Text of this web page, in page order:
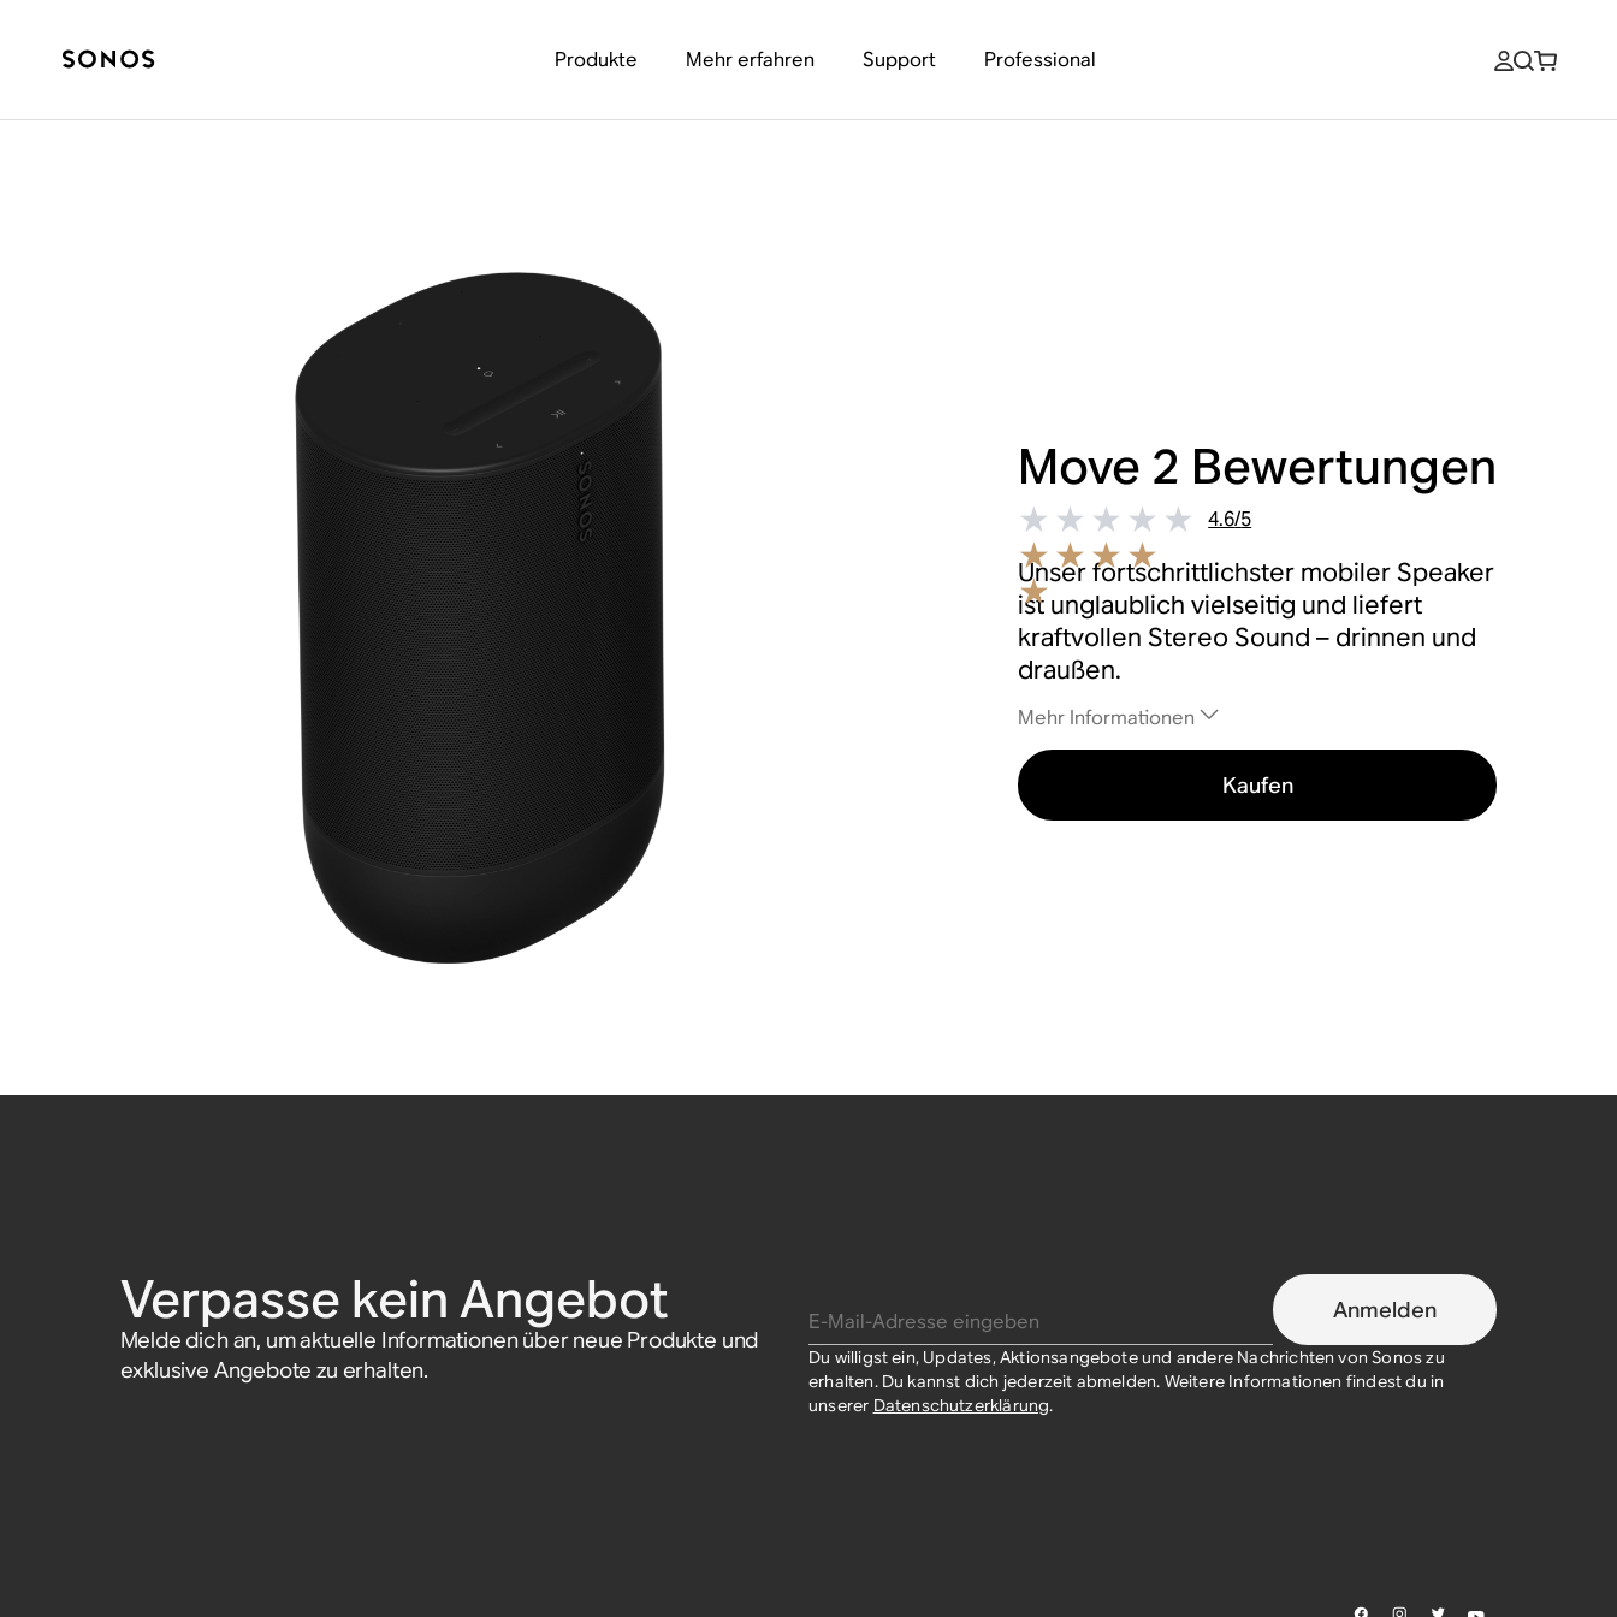
Produkte Mehr erfahren Support Professional
Move 2 Bewertungen
4.6/5
Unser fortschrittlichster mobiler Speaker
ist unglaublich vielseitig und liefert
kraftvollen Stereo Sound – drinnen und
draußen.
Mehr Informationen
Kaufen
Verpasse kein Angebot
Melde dich an, um aktuelle Informationen über neue Produkte und
exklusive Angebote zu erhalten.
Anmelden
Du willigst ein, Updates, Aktionsangebote und andere Nachrichten von Sonos zu
erhalten. Du kannst dich jederzeit abmelden. Weitere Informationen findest du in
unserer Datenschutzerklärung.​